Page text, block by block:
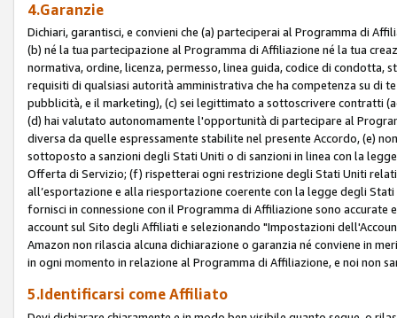
4.Garanzie
Dichiari, garantisci, e convieni che (a) parteciperai al Programma di
(b) né la tua partecipazione al Programma di Affiliazione né la tua
normativa, ordine, licenza, permesso, linea guida, codice di
requisiti di qualsiasi autorità amministrativa che ha competenza su di
pubblicità, e il marketing), (c) sei legittimato a sottoscrivere contratti
(d) hai valutato autonomamente l'opportunità di partecipare al
diversa da quelle espressamente stabilite nel presente Accordo, (e)
sottoposto a sanzioni degli Stati Uniti o di sanzioni in linea con la
Offerta di Servizio; (f) rispetterai ogni restrizione degli Stati Uniti
all’esportazione e alla riesportazione coerente con la legge degli
fornisci in connessione con il Programma di Affiliazione sono
account sul Sito degli Affiliati e selezionando "Impostazioni
Amazon non rilascia alcuna dichiarazione o garanzia né conviene in
in ogni momento in relazione al Programma di Affiliazione, e noi non
5.Identificarsi come Affiliato